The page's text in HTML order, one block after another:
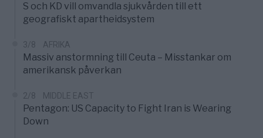
S och KD vill omvandla sjukvården till ett
geografiskt apartheidsystem
3/8 AFRIKA
Massiv anstormning till Ceuta – Misstankar om
amerikansk påverkan
2/8 MIDDLE EAST
Pentagon: US Capacity to Fight Iran is Wearing
Down